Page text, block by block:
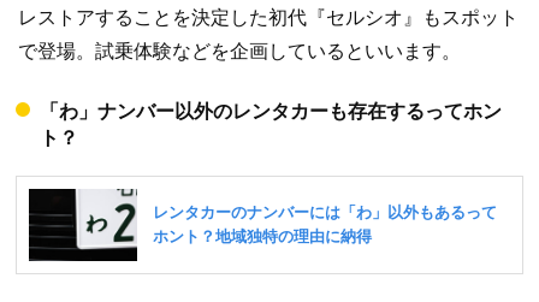
レストアすることを決定した初代『セルシオ』もスポット
で登場。試乗体験などを企画しているといいます。
「わ」ナンバー以外のレンタカーも存在するってホン
ト？